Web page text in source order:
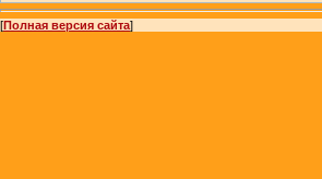
[Полная версия сайта]